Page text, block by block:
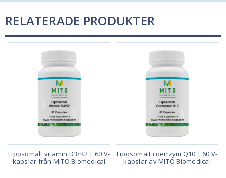
RELATERADE PRODUKTER
Liposomalt vitamin D3/K2 | 60 V-
kapslar från MITO Biomedical
Liposomalt coenzym Q10 | 60 V-
kapslar av MITO Biomedical